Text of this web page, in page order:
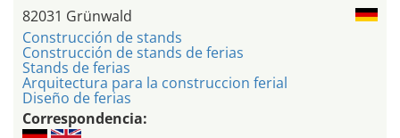
82031 Grünwald
Construcción de stands
Construcción de stands de ferias
Stands de ferias
Arquitectura para la construccion ferial
Diseño de ferias
Correspondencia: